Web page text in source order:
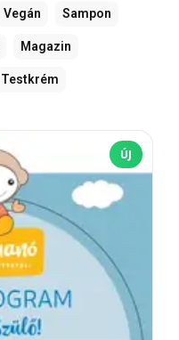
Vegán Sampon
Magazin
Testkrém
ÚJ